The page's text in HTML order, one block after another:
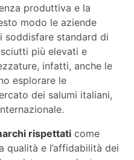
produttiva e la
modo le aziende
soddisfare standard di
più elevati e
infatti, anche le
esplorare le
dei salumi italiani,
rispettati come
qualità e l’affidabilità dei